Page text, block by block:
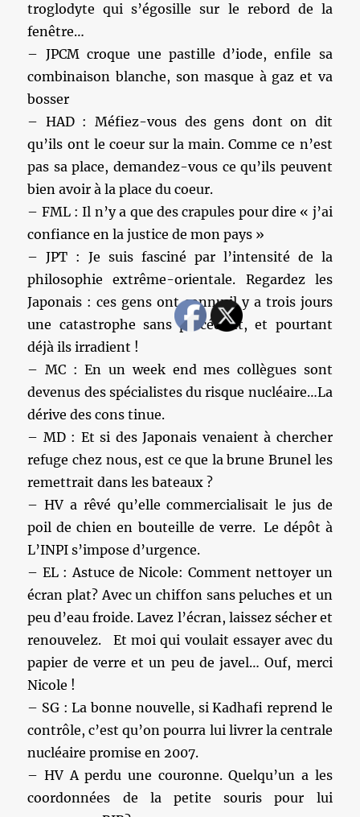
troglodyte qui s’égosille sur le rebord de la
fenêtre…
– JPCM croque une pastille d’iode, enfile sa
combinaison blanche, son masque à gaz et va
bosser
– HAD : Méfiez-vous des gens dont on dit
qu’ils ont le coeur sur la main. Comme ce n’est
pas sa place, demandez-vous ce qu’ils peuvent
bien avoir à la place du coeur.
– FML : Il n’y a que des crapules pour dire « j’ai
confiance en la justice de mon pays »
– JPT : Je suis fasciné par l’intensité de la
philosophie extrême-orientale. Regardez les
Japonais : ces gens ont connu il y a trois jours
une catastrophe sans précédent, et pourtant
déjà ils irradient !
– MC : En un week end mes collègues sont
devenus des spécialistes du risque nucléaire…La
dérive des cons tinue.
– MD : Et si des Japonais venaient à chercher
refuge chez nous, est ce que la brune Brunel les
remettrait dans les bateaux ?
– HV a rêvé qu’elle commercialisait le jus de
poil de chien en bouteille de verre. Le dépôt à
L’INPI s’impose d’urgence.
– EL : Astuce de Nicole: Comment nettoyer un
écran plat? Avec un chiffon sans peluches et un
peu d’eau froide. Lavez l’écran, laissez sécher et
renouvelez. Et moi qui voulait essayer avec du
papier de verre et un peu de javel… Ouf, merci
Nicole !
– SG : La bonne nouvelle, si Kadhafi reprend le
contrôle, c’est qu’on pourra lui livrer la centrale
nucléaire promise en 2007.
– HV A perdu une couronne. Quelqu’un a les
coordonnées de la petite souris pour lui